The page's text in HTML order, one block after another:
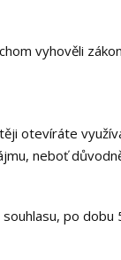
vyhověli
otevíráte
neboť
po